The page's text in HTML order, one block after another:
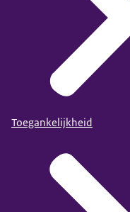
Toegankelijkheid